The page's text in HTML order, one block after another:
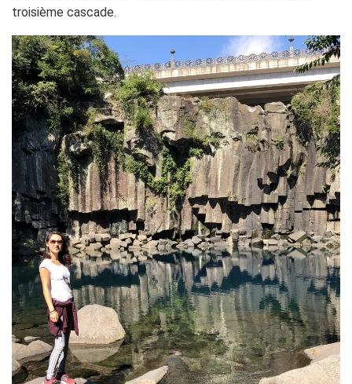
troisième cascade.